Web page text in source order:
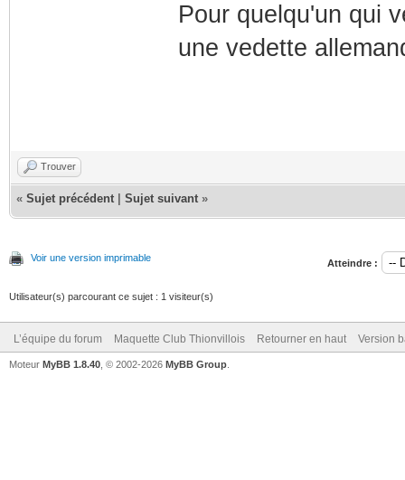
Pour quelqu'un qui
une vedette
Trouver
« Sujet précédent Sujet suivant »
Voir une version imprimable Atteindre :
Utilisateur(s) parcourant ce sujet : 1 visiteur(s)
L’équipe du forum Maquette Club Thionvillois Retourner en haut Version
Moteur MyBB 1.8.40 , © 2002-2026 MyBB Group